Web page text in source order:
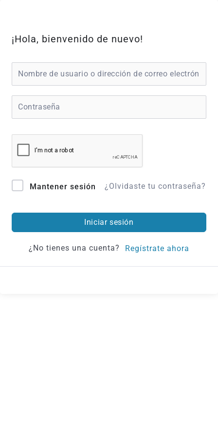
contenido
¡Hola, bienvenido de nuevo!
Mantener sesión ¿Olvidaste tu contraseña?
Iniciar sesión
¿No tienes una cuenta? Regístrate ahora